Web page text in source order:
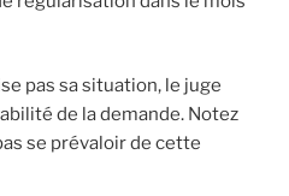
pas sa situation, le juge
de la demande. Notez
se prévaloir de cette